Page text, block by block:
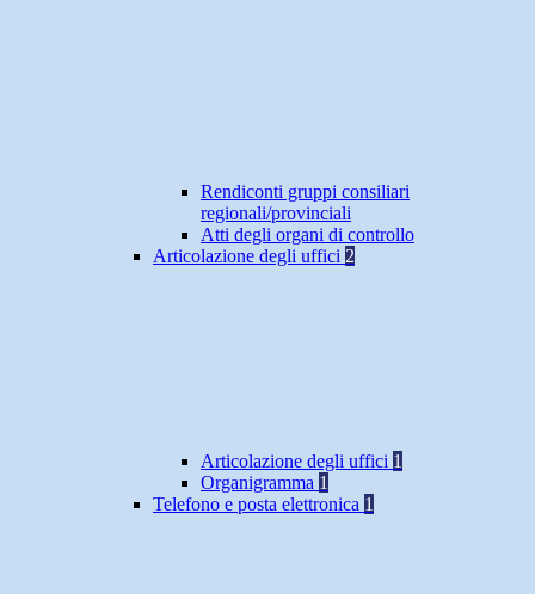
Rendiconti gruppi consiliari
regionali/provinciali
Atti degli organi di controllo
Articolazione degli uffici 2
Articolazione degli uffici 1
Organigramma 1
Telefono e posta elettronica 1